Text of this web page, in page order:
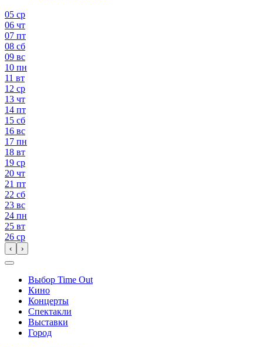
05 ср
06 чт
07 пт
08 сб
09 вс
10 пн
11 вт
12 ср
13 чт
14 пт
15 сб
16 вс
17 пн
18 вт
19 ср
20 чт
21 пт
22 сб
23 вс
24 пн
25 вт
26 ср
‹ ›
Выбор Time Out
Кино
Концерты
Спектакли
Выставки
Город